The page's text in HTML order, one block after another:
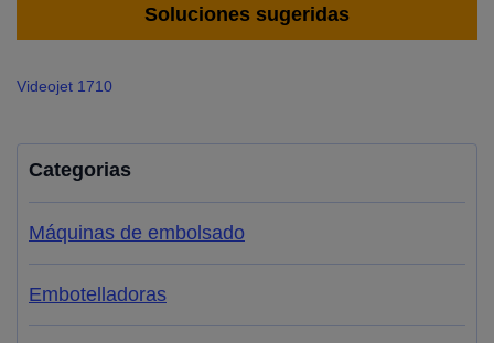
Soluciones sugeridas
Videojet 1710
Categorias
Máquinas de embolsado
Embotelladoras